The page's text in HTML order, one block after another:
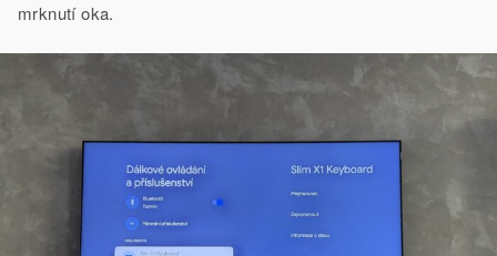
mrknutí oka.